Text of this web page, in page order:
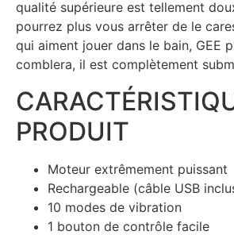
qualité supérieure est tellement
pourrez plus vous arrêter de le
qui aiment jouer dans le bain, GEE
comblera, il est complètement
PRODUIT
Moteur extrêmement puissant
Rechargeable (câble USB
10 modes de vibration
1 bouton de contrôle facile